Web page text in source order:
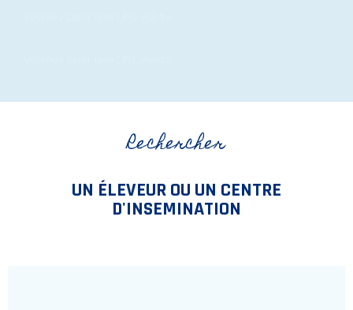
Rechercher
UN ÉLEVEUR OU UN CENTRE
D'INSEMINATION